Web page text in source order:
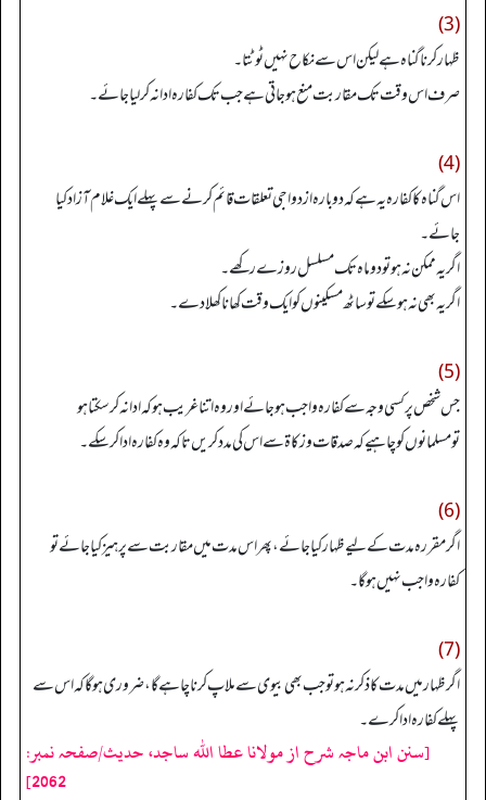
(3)
ظہار کرنا گناہ ہے لیکن اس سے نکاح نہیں ٹوٹتا۔
صرف اس وقت تک مقاربت منع ہو جاتی ہے جب تک کفارہ ادا نہ کرلیا جائے۔
(4)
اس گناہ کا کفارہ یہ ہے کہ دوبارہ ازدواجی تعلقات قائم کرنے سے پہلے ایک غلام آزاد کیا
جائے۔
اگر یہ ممکن نہ ہوتو دوماہ تک مسلسل روزے رکھے۔
اگر یہ بھی نہ ہوسکے تو ساٹھ مسکینوں کوایک وقت کھانا کھلادے۔
(5)
جس شخص پر کسی وجہ سے کفارہ واجب ہو جائے اور وہ اتنا غریب ہو کہ ادا نہ کرسکتا ہو
تومسلمانوں کو چاہیے کہ صدقات و زکاۃ سے اس کی مدد کریں تاکہ وہ کفارہ ادا کرسکے۔
(6)
اگر مقررہ مدت کےلیے ظہار کیا جائے، پھر اس مدت میں مقاربت سے پرہیز کیا جائے تو
کفارہ واجب نہیں ہوگا۔
(7)
اگر ظہار میں مدت کا ذکر نہ ہو تو جب بھی بیوی سے ملاپ کرنا چاہے گا، ضروری ہوگا کہ اس سے
پہلے کفارہ ادا کرے۔
[سنن ابن ماجہ شرح از مولانا عطا الله ساجد، حدیث/صفحہ نمبر:
2062]